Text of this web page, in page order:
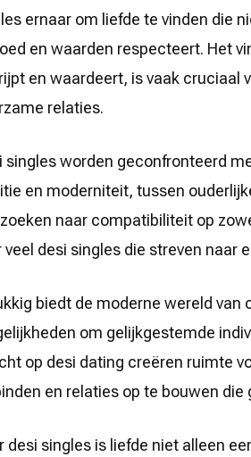
ernaar om liefde te vinden die
en waarden respecteert. Het
en waardeert, is vaak cruciaal
relaties.
singles worden geconfronteerd
en moderniteit, tussen
naar compatibiliteit op
veel desi singles die streven naar
biedt de moderne wereld van
om gelijkgestemde
op desi dating creëren ruimte
en relaties op te bouwen
desi singles is liefde niet alleen